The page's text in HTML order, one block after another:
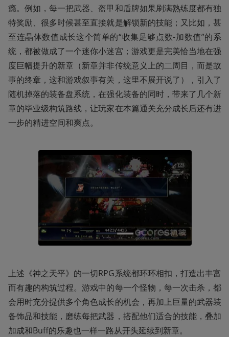
瘾。例如，每一把武器、盔甲和盾牌如果刷满熟练度都有独
特奖励、很多时候甚至直接就是解锁新的技能；又比如，甚
至连晶体数值成长这个简单的“收集足够点数-加数值”的系
统，都被做成了一个迷你小迷宫；游戏更是完美恰当地在强
度巨幅提升的新章（新章并非传统意义上的二周目，而是故
事的终章，这和游戏叙事有关，这里不展开说了），引入了
随机掉落的装备盘系统，在强化装备的同时，带来了几个新
章的毕业级构筑路线，让玩家在本篇通关充分成长后还有进
一步的精进空间和爽点。
上述《神之天平》的一切RPG系统都环环相扣，打造出丰富
而有趣的构筑过程。游戏中的每一个怪物，每一次击杀，都
会用时充分提供多个角色成长的机会，再加上巨量的武器装
备饰品和技能，磨练每把武器，搭配他们适合的技能，叠加
加成和Buff的乐趣也一样一路从开头延续到新章。